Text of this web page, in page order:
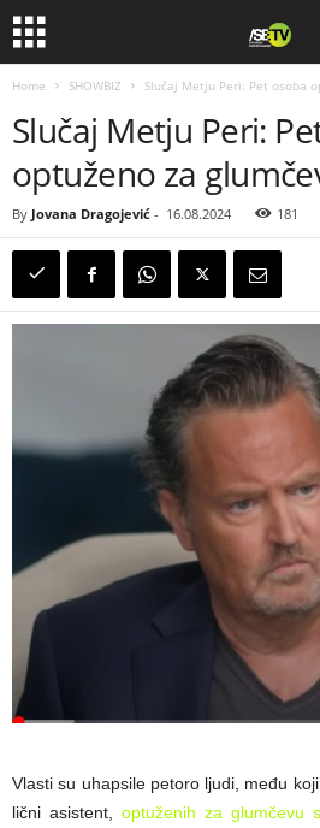
Home SHOWBIZ Slučaj Metju Peri: Pet osoba
Slučaj Metju Peri:
optuženo za
By Jovana Dragojević - 16.08.2024 181
Vlasti su uhapsile petoro ljudi, među
lični asistent, optuženih za glumčevu